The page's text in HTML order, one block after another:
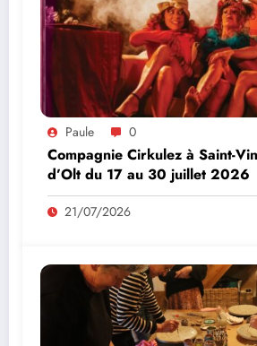
Paule 0
Compagnie Cirkulez à Saint-
d’Olt du 17 au 30 juillet 2026
21/07/2026